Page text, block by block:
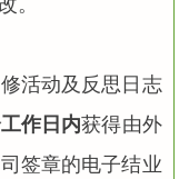
。
活动及反思日志
作日内获得由外
签章的电子结业